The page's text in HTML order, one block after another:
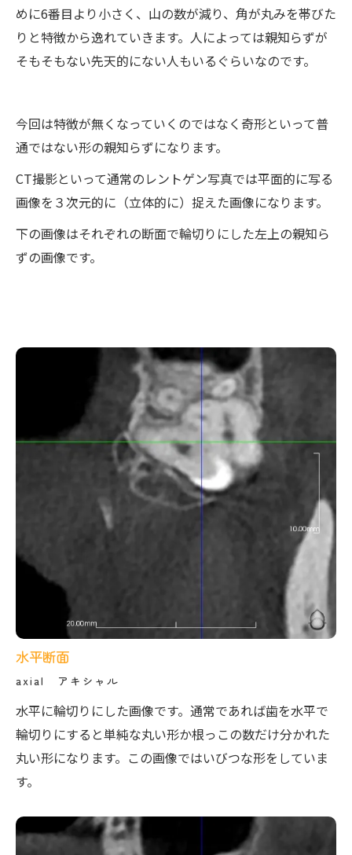
めに6番目より小さく、山の数が減り、角が丸みを帯びた
りと特徴から逸れていきます。人によっては親知らずが
そもそもない先天的にない人もいるぐらいなのです。
今回は特徴が無くなっていくのではなく奇形といって普
通ではない形の親知らずになります。
CT撮影といって通常のレントゲン写真では平面的に写る
画像を３次元的に（立体的に）捉えた画像になります。
下の画像はそれぞれの断面で輪切りにした左上の親知ら
ずの画像です。
水平断面
axial アキシャル
水平に輪切りにした画像です。通常であれば歯を水平で
輪切りにすると単純な丸い形か根っこの数だけ分かれた
丸い形になります。この画像ではいびつな形をしていま
す。